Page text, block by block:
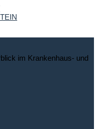
im Krankenhaus- und